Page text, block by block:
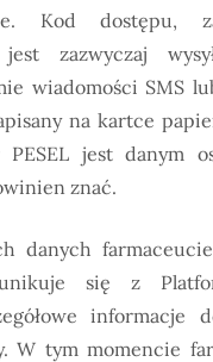
Kod dostępu,
jest zazwyczaj
wiadomości SMS
na kartce
jest danym
znać.
danych
się z
informacje
W tym momencie